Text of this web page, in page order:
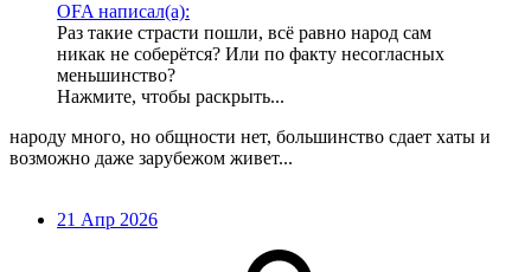
OFA написал(а):
Раз такие страсти пошли, всё равно народ сам
никак не соберётся? Или по факту несогласных
меньшинство?
Нажмите, чтобы раскрыть...
народу много, но общности нет, большинство сдает хаты и
возможно даже зарубежом живет...
21 Апр 2026